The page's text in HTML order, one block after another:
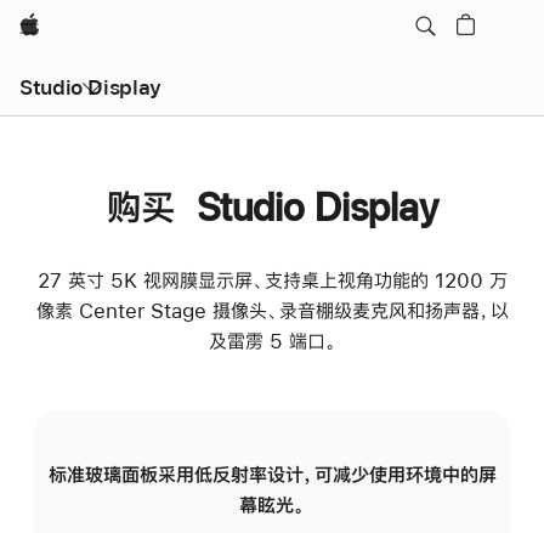
Apple
Studio Display
购买 Studio Display
27 英寸 5K 视网膜显示屏、支持桌上视角功能的 1200 万
像素 Center Stage 摄像头、录音棚级麦克风和扬声器，以
及雷雳 5 端口。
标准玻璃面板采用低反射率设计，可减少使用环境中的屏
幕眩光。